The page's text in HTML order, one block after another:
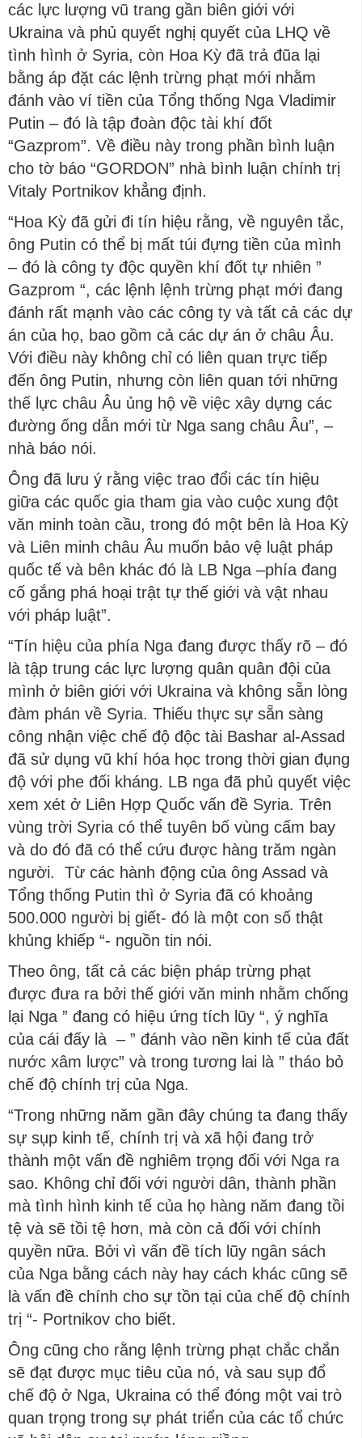
các lực lượng vũ trang gần biên giới với
Ukraina và phủ quyết nghị quyết của LHQ về
tình hình ở Syria, còn Hoa Kỳ đã trả đũa lại
bằng áp đặt các lệnh trừng phạt mới nhằm
đánh vào ví tiền của Tổng thống Nga Vladimir
Putin – đó là tập đoàn độc tài khí đốt
“Gazprom”. Về điều này trong phần bình luận
cho tờ báo “GORDON” nhà bình luận chính trị
Vitaly Portnikov khẳng định.
“Hoa Kỳ đã gửi đi tín hiệu rằng, về nguyên tắc,
ông Putin có thể bị mất túi đựng tiền của mình
– đó là công ty độc quyền khí đốt tự nhiên ”
Gazprom “, các lệnh lệnh trừng phạt mới đang
đánh rất mạnh vào các công ty và tất cả các dự
án của họ, bao gồm cả các dự án ở châu Âu.
Với điều này không chỉ có liên quan trực tiếp
đến ông Putin, nhưng còn liên quan tới những
thế lực châu Âu ủng hộ về việc xây dựng các
đường ống dẫn mới từ Nga sang châu Âu”, –
nhà báo nói.
Ông đã lưu ý rằng việc trao đổi các tín hiệu
giữa các quốc gia tham gia vào cuộc xung đột
văn minh toàn cầu, trong đó một bên là Hoa Kỳ
và Liên minh châu Âu muốn bảo vệ luật pháp
quốc tế và bên khác đó là LB Nga –phía đang
cố gắng phá hoại trật tự thế giới và vật nhau
với pháp luật”.
“Tín hiệu của phía Nga đang được thấy rõ – đó
là tập trung các lực lượng quân quân đội của
mình ở biên giới với Ukraina và không sẵn lòng
đàm phán về Syria. Thiếu thực sự sẵn sàng
công nhận việc chế độ độc tài Bashar al-Assad
đã sử dụng vũ khí hóa học trong thời gian đụng
độ với phe đối kháng. LB nga đã phủ quyết việc
xem xét ở Liên Hợp Quốc vấn đề Syria. Trên
vùng trời Syria có thể tuyên bố vùng cấm bay
và do đó đã có thể cứu được hàng trăm ngàn
người. Từ các hành động của ông Assad và
Tổng thống Putin thì ở Syria đã có khoảng
500.000 người bị giết- đó là một con số thật
khủng khiếp “- nguồn tin nói.
Theo ông, tất cả các biện pháp trừng phạt
được đưa ra bởi thế giới văn minh nhằm chống
lại Nga ” đang có hiệu ứng tích lũy “, ý nghĩa
của cái đấy là – ” đánh vào nền kinh tế của đất
nước xâm lược” và trong tương lai là ” tháo bỏ
chế độ chính trị của Nga.
“Trong những năm gần đây chúng ta đang thấy
sự sụp kinh tế, chính trị và xã hội đang trở
thành một vấn đề nghiêm trọng đối với Nga ra
sao. Không chỉ đối với người dân, thành phần
mà tình hình kinh tế của họ hàng năm đang tồi
tệ và sẽ tồi tệ hơn, mà còn cả đối với chính
quyền nữa. Bởi vì vấn đề tích lũy ngân sách
của Nga bằng cách này hay cách khác cũng sẽ
là vấn đề chính cho sự tồn tại của chế độ chính
trị “- Portnikov cho biết.
Ông cũng cho rằng lệnh trừng phạt chắc chắn
sẽ đạt được mục tiêu của nó, và sau sụp đổ
chế độ ở Nga, Ukraina có thể đóng một vai trò
quan trọng trong sự phát triển của các tổ chức